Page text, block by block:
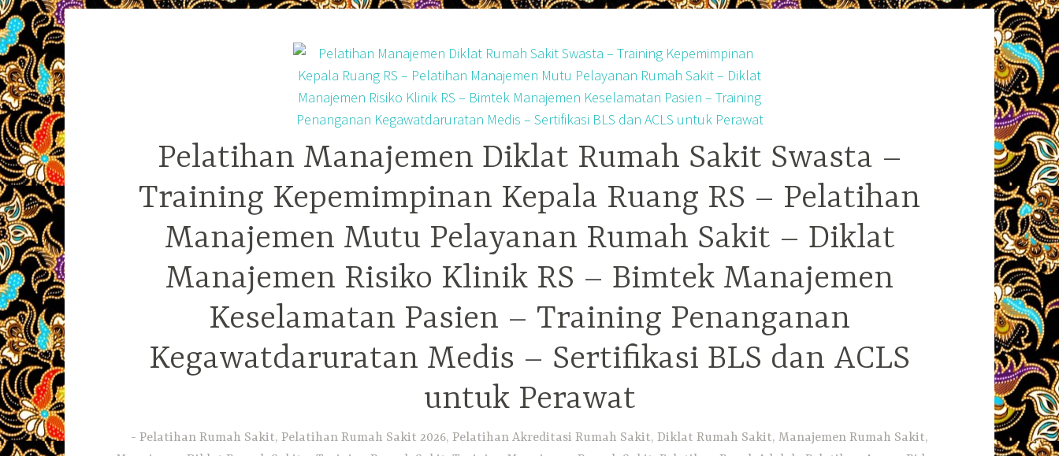
Skip
to
Pelatihan Manajemen Diklat Rumah Sakit Swasta –
Training Kepemimpinan Kepala Ruang RS – Pelatihan
Manajemen Mutu Pelayanan Rumah Sakit – Diklat
Manajemen Risiko Klinik RS – Bimtek Manajemen
Keselamatan Pasien – Training Penanganan
Kegawatdaruratan Medis – Sertifikasi BLS dan ACLS
untuk Perawat
Pelatihan Rumah Sakit, Pelatihan Rumah Sakit 2026, Pelatihan Akreditasi Rumah Sakit, Diklat Rumah Sakit, Manajemen Rumah Sakit,